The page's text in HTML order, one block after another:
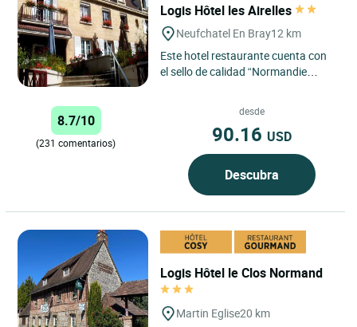
Logis Hôtel les Airelles
Neufchatel En Bray12 km
Este hotel restaurante cuenta con
el sello de calidad “Normandie
8.7/10
(231 comentarios)
desde
90.16 USD
Descubra
Logis Hôtel le Clos Normand
Martin Eglise20 km